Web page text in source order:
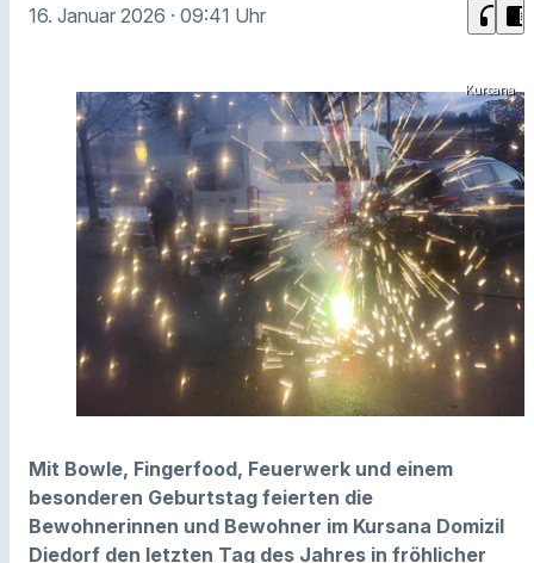
16. Januar 2026 · 09:41 Uhr headphones chrome_reader_mode
Kursana
Mit Bowle, Fingerfood, Feuerwerk und einem
besonderen Geburtstag feierten die
Bewohnerinnen und Bewohner im Kursana Domizil
Diedorf den letzten Tag des Jahres in fröhlicher